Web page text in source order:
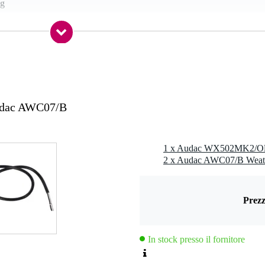
20,9 kHz
99 watt
AWC07/B
In stock presso il fornitore